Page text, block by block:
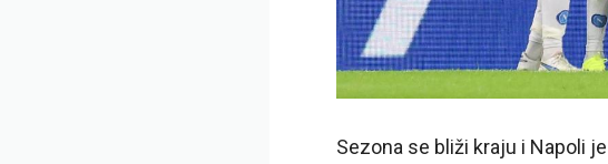
Sezona se bliži kraju i Napoli